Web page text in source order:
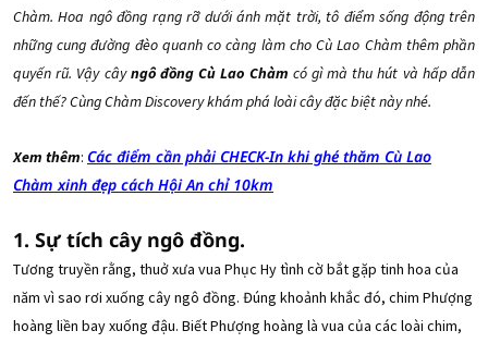
Chàm. Hoa ngô đồng rạng rỡ dưới ánh mặt trời, tô điểm sống động trên
những cung đường đèo quanh co càng làm cho Cù Lao Chàm thêm phần
quyến rũ. Vậy câyngô đồng Cù Lao Chàm có gì mà thu hút và hấp dẫn
đến thế? Cùng Chàm Discovery khám phá loài cây đặc biệt này nhé.
Xem thêm: Các điểm cần phải CHECK-In khi ghé thăm Cù Lao
Chàm xinh đẹp cách Hội An chỉ 10km
1. Sự tích cây ngô đồng.
Tương truyền rằng, thuở xưa vua Phục Hy tình cờ bắt gặp tinh hoa của
năm vì sao rơi xuống cây ngô đồng. Đúng khoảnh khắc đó, chim Phượng
hoàng liền bay xuống đậu. Biết Phượng hoàng là vua của các loài chim,